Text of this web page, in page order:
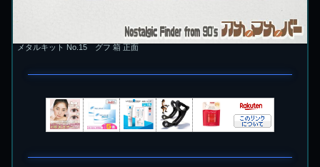
メタルキット No.15 グフ 箱 正面